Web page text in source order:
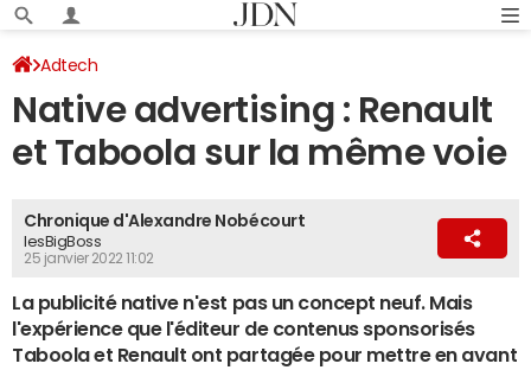
Adtech
Native advertising : Renault
et Taboola sur la même voie
Chronique d'Alexandre Nobécourt
lesBigBoss
25 janvier 2022 11:02
La publicité native n'est pas un concept neuf. Mais
l'expérience que l'éditeur de contenus sponsorisés
Taboola et Renault ont partagée pour mettre en avant